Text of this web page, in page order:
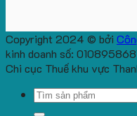
Copyright 2024 © bởi
kinh doanh số:
Chi cục Thuế khu vực
Search